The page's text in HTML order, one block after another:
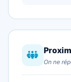
On ne